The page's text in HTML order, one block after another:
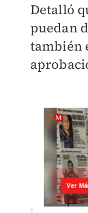
Detalló
puedan
también